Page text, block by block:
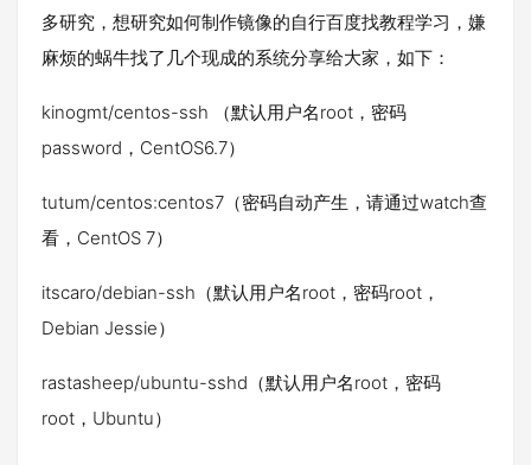
多研究，想研究如何制作镜像的自行百度找教程学习，嫌
麻烦的蜗牛找了几个现成的系统分享给大家，如下：
kinogmt/centos-ssh （默认用户名root，密码
password，CentOS6.7）
tutum/centos:centos7（密码自动产生，请通过watch查
看，CentOS 7）
itscaro/debian-ssh（默认用户名root，密码root，
Debian Jessie）
rastasheep/ubuntu-sshd（默认用户名root，密码
root，Ubuntu）